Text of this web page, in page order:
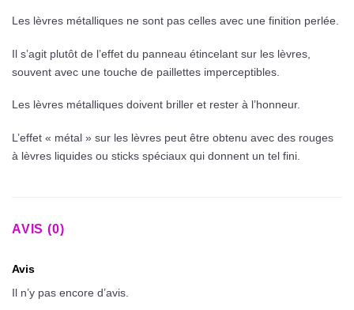
Les lèvres métalliques ne sont pas celles avec une finition perlée.
Il s’agit plutôt de l’effet du panneau étincelant sur les lèvres,
souvent avec une touche de paillettes imperceptibles.
Les lèvres métalliques doivent briller et rester à l’honneur.
L’effet « métal » sur les lèvres peut être obtenu avec des rouges
à lèvres liquides ou sticks spéciaux qui donnent un tel fini.
AVIS (0)
Avis
Il n’y pas encore d’avis.